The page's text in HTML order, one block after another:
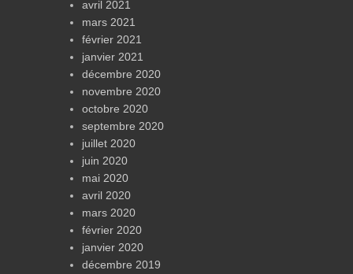
avril 2021
mars 2021
février 2021
janvier 2021
décembre 2020
novembre 2020
octobre 2020
septembre 2020
juillet 2020
juin 2020
mai 2020
avril 2020
mars 2020
février 2020
janvier 2020
décembre 2019